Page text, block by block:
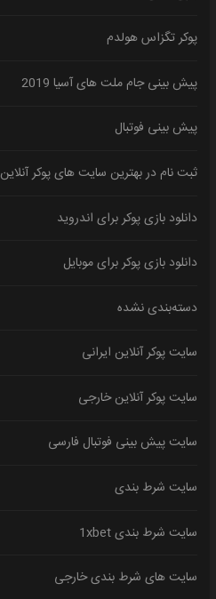
پوکر تگزاس هولدم
پیش بینی جام ملت های آسیا 2019
پیش بینی فوتبال
ثبت نام در بهترین سایت های پوکر آنلاین
دانلود بازی پوکر برای اندروید
دانلود بازی پوکر برای موبایل
دسته‌بندی نشده
سایت پوکر آنلاین ایرانی
سایت پوکر آنلاین خارجی
سایت پیش بینی فوتبال فارسی
سایت شرط بندی
سایت شرط بندی 1xbet
سایت های شرط بندی خارجی